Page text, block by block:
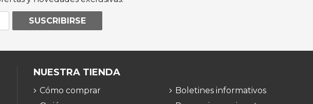
SUSCRIBIRSE
NUESTRA TIENDA
Cómo comprar
Boletines informativos